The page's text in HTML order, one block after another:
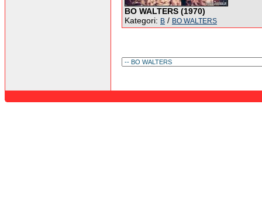
BO WALTERS (1970)
Kategori: B / BO WALTERS